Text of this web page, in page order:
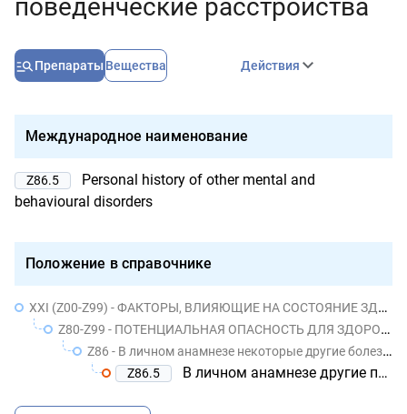
поведенческие расстройства
Препараты Вещества Действия
Международное наименование
Z86.5
Personal history of other mental and
behavioural disorders
Положение в справочнике
XXI (Z00-Z99) - ФАКТОРЫ, ВЛИЯЮЩИЕ НА СОСТОЯНИЕ ЗДОРОВЬЯ НАСЕЛЕНИЯ И ОБРАЩЕНИЯ В УЧРЕЖДЕНИЯ ЗДРАВООХРАНЕНИЯ
Z80-Z99 - ПОТЕНЦИАЛЬНАЯ ОПАСНОСТЬ ДЛЯ ЗДОРОВЬЯ, СВЯЗАННАЯ С ЛИЧНЫМ И СЕМЕЙНЫМ АНАМНЕЗОМ И ОПРЕДЕЛЕННЫМИ СОСТОЯНИЯМИ, ВЛИЯЮЩИМИ НА ЗДОРОВЬЕ
Z86 - В личном анамнезе некоторые другие болезни
Z86.5
В личном анамнезе другие психические и поведенческие расстройства